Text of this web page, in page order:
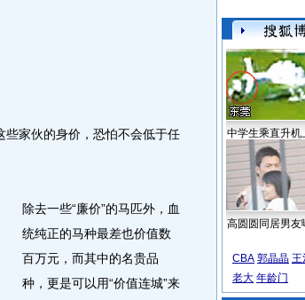
家伙的身价，恐怕不会低于任
除去一些“廉价”的马匹外，血
统纯正的马种最差也价值数
百万元，而其中的名贵品
种，更是可以用“价值连城”来
中学生乘直升机
高圆圆同居男友
CBA 郭晶晶 王
老大 年龄门